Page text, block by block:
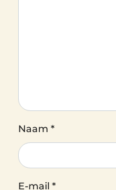
Naam *
E-mail *